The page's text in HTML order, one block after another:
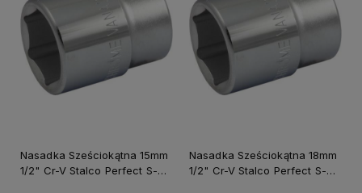
Nasadka Sześciokątna 15mm
1/2" Cr-V Stalco Perfect S-
Nasadka Sześciokątna 18mm
1/2" Cr-V Stalco Perfect S-